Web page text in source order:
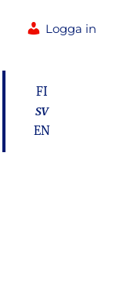
Logga in
FI
SV
EN